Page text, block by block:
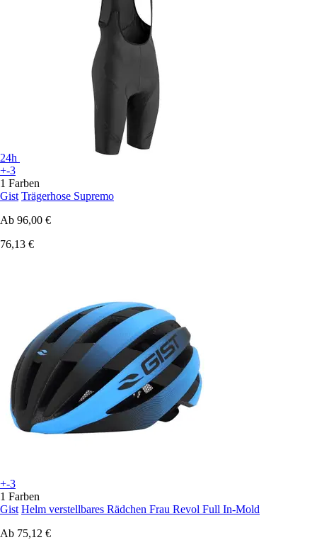
24h
+-3
1 Farben
Gist Trägerhose Supremo
Ab 96,00 €
76,13 €
+-3
1 Farben
Gist Helm verstellbares Rädchen Frau Revol Full In-Mold
Ab 75,12 €